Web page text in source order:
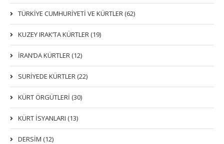
TÜRKİYE CUMHURİYETİ VE KÜRTLER (62)
KUZEY IRAK’TA KÜRTLER (19)
İRAN’DA KÜRTLER (12)
SURİYEDE KÜRTLER (22)
KÜRT ÖRGÜTLERİ (30)
KÜRT İSYANLARI (13)
DERSIM (12)